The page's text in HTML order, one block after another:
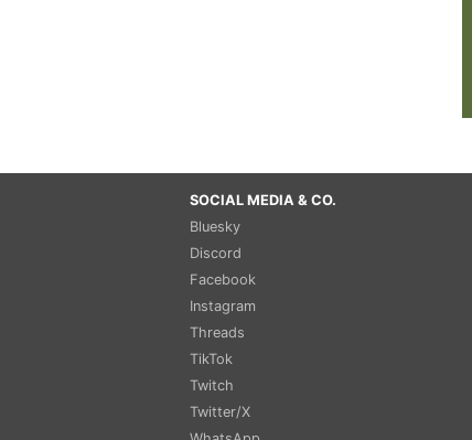
SOCIAL MEDIA & CO.
Bluesky
Discord
Facebook
Instagram
Threads
TikTok
Twitch
Twitter/X